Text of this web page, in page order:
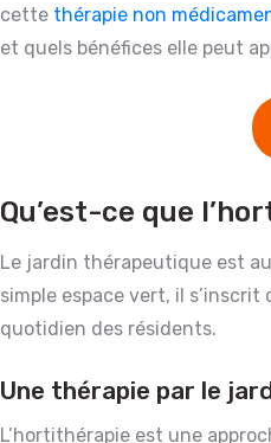
cette thérapie non
et quels bénéfices elle peut
Qu’est-ce que
Le jardin thérapeutique est
simple espace vert, il
quotidien des résidents.
Une thérapie par le
L’hortithérapie est une